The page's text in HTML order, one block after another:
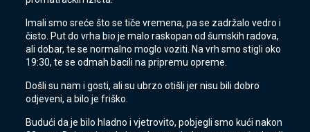
Imali smo sreće što se tiče vremena, pa se zadržalo vedro i
čisto. Put do vrha bio je malo raskopan od šumskih radova,
ali dobar, te se normalno moglo voziti. Na vrh smo stigli oko
19:30, te se odmah bacili na pripremu opreme.
Došli su nam i gosti, ali su ubrzo otišli jer nisu bili dobro
odjeveni, a bilo je friško.
Budući da je bilo hladno i vjetrovito, pobjegli smo kući nakon